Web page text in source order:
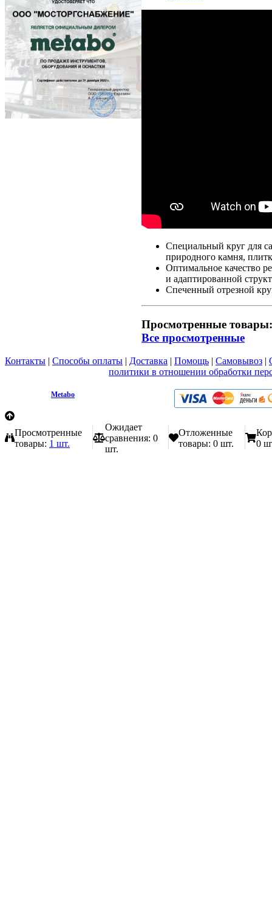
Специальный круг для
природного камня,
Оптимальное качество
и адаптированной
Спеченный отрезной
Просмотренные товары:
Все просмотренные
Контакты | Способы оплаты | Доставка | Помощь | Самовывоз |
политики в отношении обработки
Metabo
Просмотренные
товары: 1 шт.
Ожидает
сравнения: 0
шт.
Отложенные
товары: 0 шт.
0